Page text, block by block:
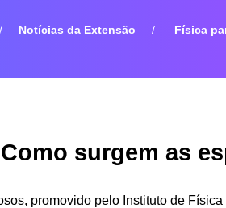
Notícias da Extensão Física
surgem as
promovido pelo Instituto de